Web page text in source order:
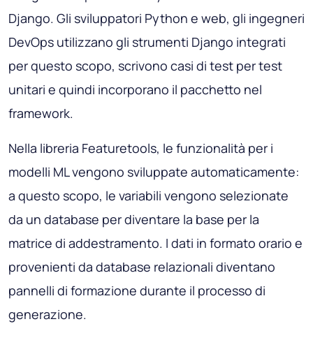
Django. Gli sviluppatori Python e web, gli ingegneri
DevOps utilizzano gli strumenti Django integrati
per questo scopo, scrivono casi di test per test
unitari e quindi incorporano il pacchetto nel
framework.
Nella libreria Featuretools, le funzionalità per i
modelli ML vengono sviluppate automaticamente:
a questo scopo, le variabili vengono selezionate
da un database per diventare la base per la
matrice di addestramento. I dati in formato orario e
provenienti da database relazionali diventano
pannelli di formazione durante il processo di
generazione.